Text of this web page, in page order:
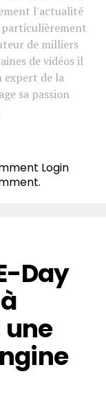
l'actualité
de milliers
de vidéos il
expert de la
sa passion
Login
Day